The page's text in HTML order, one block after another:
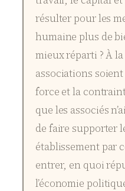
résulter pour les
humaine plus de
mieux réparti ? À
associations
force et la
que les associés
de faire supporter
établissement par
entrer, en quoi
l’économie